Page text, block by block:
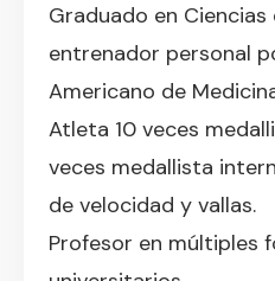
Graduado en
entrenador personal
Americano de
Atleta 10 veces
veces medallista
de velocidad y vallas.
Profesor en múltiples